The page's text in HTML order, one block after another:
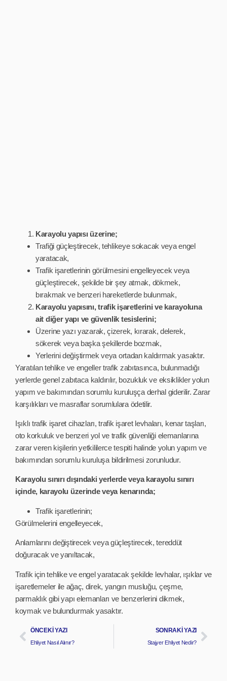
Karayolu yapısı üzerine;
Trafiği güçleştirecek, tehlikeye sokacak veya engel
yaratacak,
Trafik işaretlerinin görülmesini engelleyecek veya
güçleştirecek, şekilde bir şey atmak, dökmek,
bırakmak ve benzeri hareketlerde bulunmak,
Karayolu yapısını, trafik işaretlerini ve karayoluna
ait diğer yapı ve güvenlik tesislerini;
Üzerine yazı yazarak, çizerek, kırarak, delerek,
sökerek veya başka şekillerde bozmak,
Yerlerini değiştirmek veya ortadan kaldırmak yasaktır.
Yaratılan tehlike ve engeller trafik zabıtasınca, bulunmadığı
yerlerde genel zabıtaca kaldırılır, bozukluk ve eksiklikler yolun
yapım ve bakımından sorumlu kuruluşça derhal giderilir. Zarar
karşılıkları ve masraflar sorumlulara ödetilir.
Işıklı trafik işaret cihazları, trafik işaret levhaları, kenar taşları,
oto korkuluk ve benzeri yol ve trafik güvenliği elemanlarına
zarar veren kişilerin yetkililerce tespiti halinde yolun yapım ve
bakımından sorumlu kuruluşa bildirilmesi zorunludur.
Karayolu sınırı dışındaki yerlerde veya karayolu sınırı
içinde, karayolu üzerinde veya kenarında;
Trafik işaretlerinin;
Görülmelerini engelleyecek,
Anlamlarını değiştirecek veya güçleştirecek, tereddüt
doğuracak ve yanıltacak,
Trafik için tehlike ve engel yaratacak şekilde levhalar, ışıklar ve
işaretlemeler ile ağaç, direk, yangın musluğu, çeşme,
parmaklık gibi yapı elemanları ve benzerlerini dikmek,
koymak ve bulundurmak yasaktır.
ÖNCEKI YAZI
Ehliyet Nasıl Alınır?
SONRAKI YAZI
Stajyer Ehliyet Nedir?